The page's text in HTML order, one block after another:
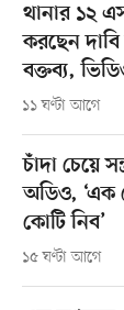
থানার ১২
করছেন
বক্তব্য,
১১ ঘণ্টা আগে
চাঁদা চেয়ে
অডিও, ‘এক
কোটি নিব’
১৫ ঘণ্টা আগে